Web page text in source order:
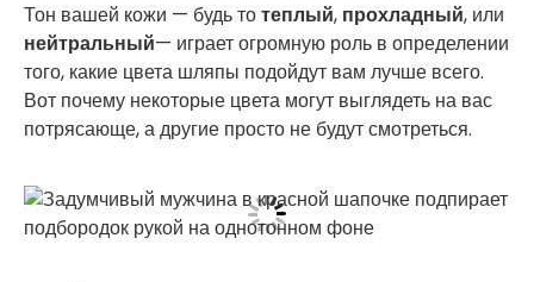
Тон вашей кожи — будь тотеплый, прохладный, или
нейтральный— играет огромную роль в определении
того, какие цвета шляпы подойдут вам лучше всего.
Вот почему некоторые цвета могут выглядеть на вас
потрясающе, а другие просто не будут смотреться.